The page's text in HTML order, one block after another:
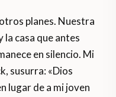
planes. Nuestra
casa que antes
en silencio. Mi
susurra: «Dios
lugar de a mi joven